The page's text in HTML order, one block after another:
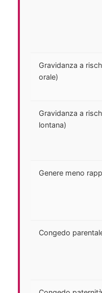
Gravidanza a
orale)
Gravidanza a
lontana)
Genere meno
Congedo